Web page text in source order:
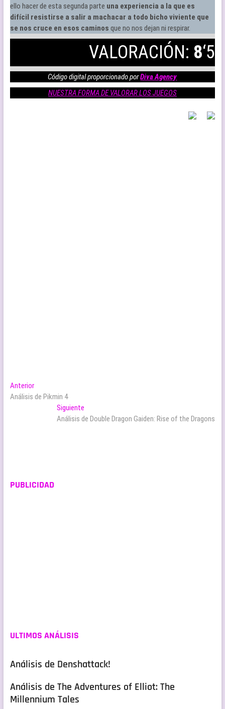
ello hacer de esta segunda parte una experiencia a la que es
difícil resistirse a salir a machacar a todo bicho viviente que
se nos cruce en esos caminos que no nos dejan ni respirar.
VALORACIÓN: 8‘5
Código digital proporcionado porDiva Agency
NUESTRA FORMA DE VALORAR LOS JUEGOS
Navegación
de
AnteriorEntrada
anterior:
Análisis de Pikmin 4
Siguiente
siguiente:
Análisis de Double Dragon Gaiden: Rise of the Dragons
PUBLICIDAD
ULTIMOS ANÁLISIS
Análisis de Denshattack!
Análisis de The Adventures of Elliot: The
Millennium Tales